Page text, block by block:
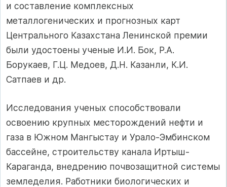
и составление комплексных
металлогенических и прогнозных карт
Центрального Казахстана Ленинской премии
были удостоены ученые И.И. Бок, Р.А.
Борукаев, Г.Ц. Медоев, Д.Н. Казанли, К.И.
Сатпаев и др.
Исследования ученых способствовали
освоению крупных месторождений нефти и
газа в Южном Мангыстау и Урало-Эмбинском
бассейне, строительству канала Иртыш-
Караганда, внедрению почвозащитной системы
земледелия. Работники биологических и